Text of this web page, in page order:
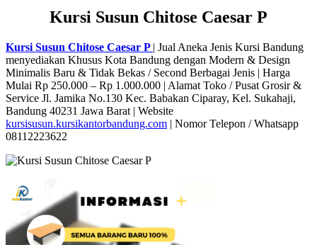
Kursi Susun Chitose Caesar P
Kursi Susun Chitose Caesar P | Jual Aneka Jenis Kursi Bandung
menyediakan Khusus Kota Bandung dengan Modern & Design
Minimalis Baru & Tidak Bekas / Second Berbagai Jenis | Harga
Mulai Rp 250.000 – Rp 1.000.000 | Alamat Toko / Pusat Grosir &
Service Jl. Jamika No.130 Kec. Babakan Ciparay, Kel. Sukahaji,
Bandung 40231 Jawa Barat | Website
kursisusun.kursikantorbandung.com | Nomor Telepon / Whatsapp
08112223622